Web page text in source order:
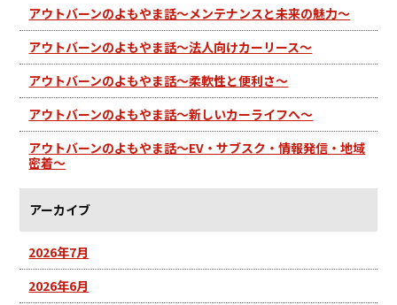
アウトバーンのよもやま話～メンテナンスと未来の魅力～
アウトバーンのよもやま話～法人向けカーリース～
アウトバーンのよもやま話～柔軟性と便利さ～
アウトバーンのよもやま話～新しいカーライフへ～
アウトバーンのよもやま話～EV・サブスク・情報発信・地域
密着～
アーカイブ
2026年7月
2026年6月